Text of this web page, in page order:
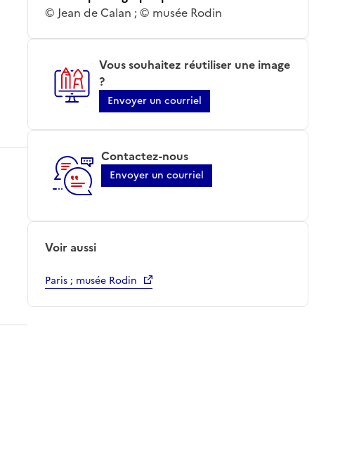
© Jean de Calan ; © musée Rodin
Vous souhaitez réutiliser une image
?
Envoyer un courriel
Contactez-nous
Envoyer un courriel
Voir aussi
Paris ; musée Rodin